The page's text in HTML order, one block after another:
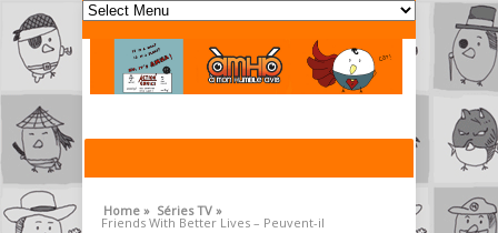
Home » Séries TV »
Friends With Better Lives – Peuvent-il